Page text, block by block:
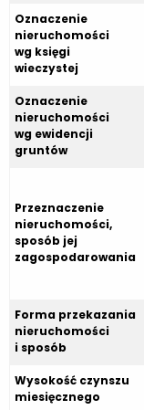
Oznaczenie
nieruchomości
wg księgi
wieczystej
Oznaczenie
nieruchomości
wg ewidencji
gruntów
Przeznaczenie
nieruchomości,
sposób jej
zagospodarowania
Forma przekazania
nieruchomości
i sposób
Wysokość czynszu
miesięcznego